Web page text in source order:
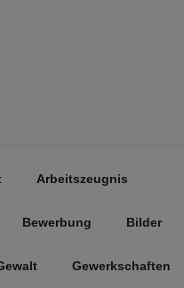
Arbeitszeugnis
Bewerbung Bilder
Gewerkschaften